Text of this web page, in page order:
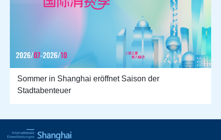
Sommer in Shanghai eröffnet Saison der
Stadtabenteuer